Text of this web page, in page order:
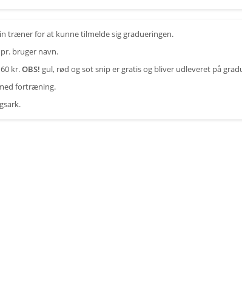
træner for at kunne tilmelde sig gradueringen.
bruger navn.
kr.OBS! gul, rød og sot snip er gratis og bliver udleveret på
fortræning.